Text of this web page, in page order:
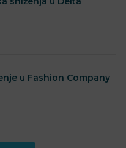
u Fashion Company